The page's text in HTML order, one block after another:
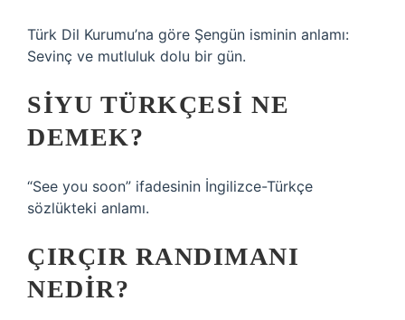
Türk Dil Kurumu’na göre Şengün isminin anlamı:
Sevinç ve mutluluk dolu bir gün.
SIYU TÜRKÇESI NE
DEMEK?
“See you soon” ifadesinin İngilizce-Türkçe
sözlükteki anlamı.
ÇIRÇIR RANDIMANI
NEDIR?